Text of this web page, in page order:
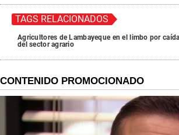
TAGS RELACIONADOS
Agricultores de Lambayeque en el limbo por
del sector agrario